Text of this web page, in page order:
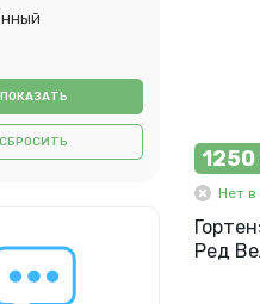
СБРОСИТЬ
Нет в
Ред